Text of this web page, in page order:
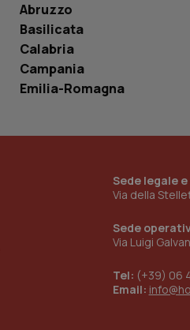
Abruzzo
Basilicata
Calabria
Campania
Emilia-Romagna
Sede legale
Via della
Sede
Via Luigi
Tel: (+39) 06
Email:
Nome
__Secure-YNID
YSC